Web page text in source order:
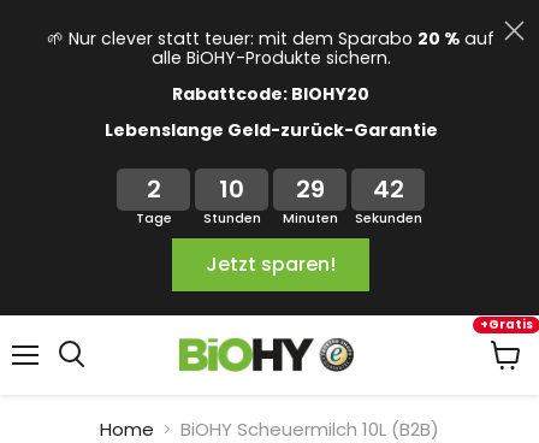
🌱 Nur clever statt teuer: mit dem Sparabo 20 % auf
alle BiOHY-Produkte sichern.
Rabattcode: BIOHY20
Lebenslange Geld-zurück-Garantie
2
Tage
10
Stunden
29
Minuten
41
Sekunden
Jetzt sparen!
+Gratis
Home BiOHY Scheuermilch 10L (B2B)